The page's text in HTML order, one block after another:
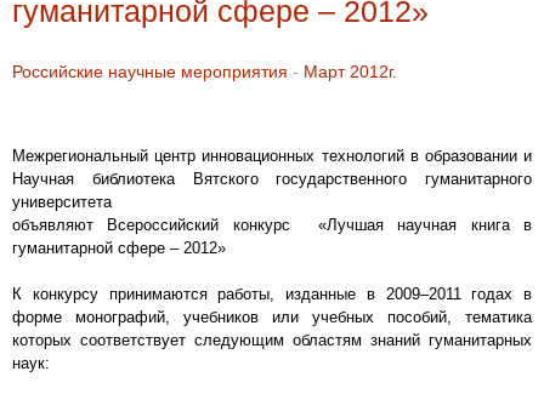
гуманитарной сфере – 2012»
Российские научные мероприятия - Март 2012г.
Межрегиональный центр инновационных технологий в образовании и
Научная библиотека Вятского государственного гуманитарного
университета
объявляют Всероссийский конкурс «Лучшая научная книга в
гуманитарной сфере – 2012»
К конкурсу принимаются работы, изданные в 2009–2011 годах в
форме монографий, учебников или учебных пособий, тематика
которых соответствует следующим областям знаний гуманитарных
наук: